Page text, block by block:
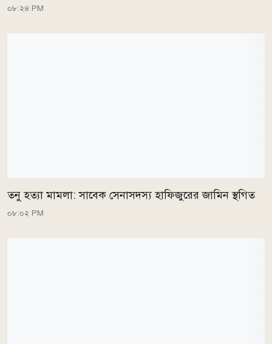
০৮:২৪ PM
তনু হত্যা মামলা: সাবেক সেনাসদস্য হাফিজুরের জামিন স্থগিত
০৮:০২ PM